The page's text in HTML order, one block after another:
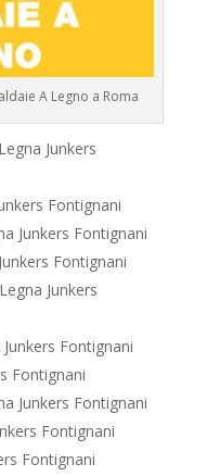
A Legno a Roma
Junkers
Fontignani
Junkers Fontignani
Fontignani
Junkers
Fontignani
Fontignani
Junkers Fontignani
Fontignani
Fontignani